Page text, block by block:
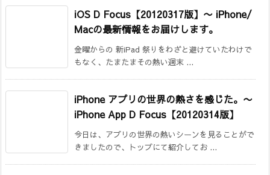
iOS D Focus【20120317版】 〜 iPhone/
Macの最新情報をお届けします。
金曜からの 新iPad 祭りをわざと避けていたわけで
もなく、たまたまその熱い週末 ...
iPhone アプリの世界の熱さを感じた。 〜
iPhone App D Focus【20120314版】
今日は、アプリの世界の熱いシーンを見ることがで
きましたので、トップにて紹介してお ...